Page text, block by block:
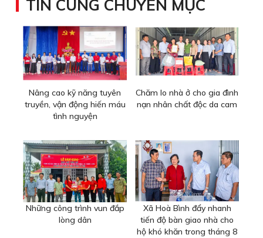
TIN CÙNG CHUYÊN MỤC
Nâng cao kỹ năng tuyên
truyền, vận động hiến máu
tình nguyện
Chăm lo nhà ở cho gia đình
nạn nhân chất độc da cam
Những công trình vun đắp
lòng dân
Xã Hoà Bình đẩy nhanh
tiến độ bàn giao nhà cho
hộ khó khăn trong tháng 8